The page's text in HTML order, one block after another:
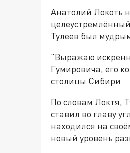
Анатолий Локоть
Тулеев был
"Выражаю
Гумировича, его
столицы Сибири.
По словам Локтя,
ставил во главу
находился на
новый уровень